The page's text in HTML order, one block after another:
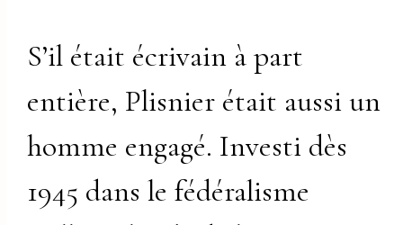
S’il était écrivain à part
entière, Plisnier était aussi un
homme engagé. Investi dès
1945 dans le fédéralisme